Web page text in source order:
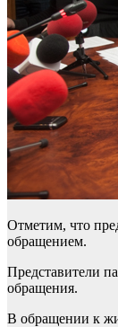
Отметим, что
обращением.
Представители
обращения.
В обращении к